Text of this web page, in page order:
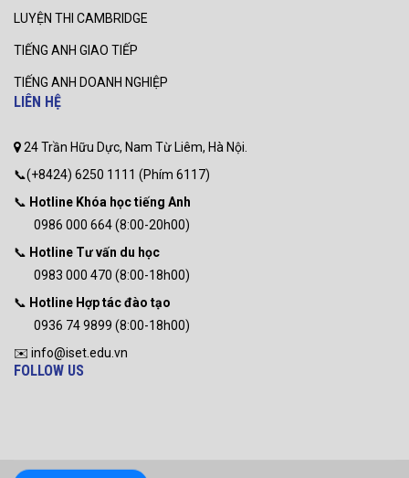
LUYỆN THI CAMBRIDGE
TIẾNG ANH GIAO TIẾP
TIẾNG ANH DOANH NGHIỆP
LIÊN HỆ
24 Trần Hữu Dực, Nam Từ Liêm, Hà Nội.
📞(+8424) 6250 1111 (Phím 6117)
📞 Hotline Khóa học tiếng Anh
0986 000 664 (8:00-20h00)
📞 Hotline Tư vấn du học
0983 000 470 (8:00-18h00)
📞 Hotline Hợp tác đào tạo
0936 74 9899 (8:00-18h00)
✉️ info@iset.edu.vn
FOLLOW US